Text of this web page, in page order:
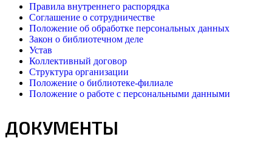
Правила внутреннего распорядка
Соглашение о сотрудничестве
Положение об обработке персональных данных
Закон о библиотечном деле
Устав
Коллективный договор
Структура организации
Положение о библиотеке-филиале
Положение о работе с персональными данными
ДОКУМЕНТЫ